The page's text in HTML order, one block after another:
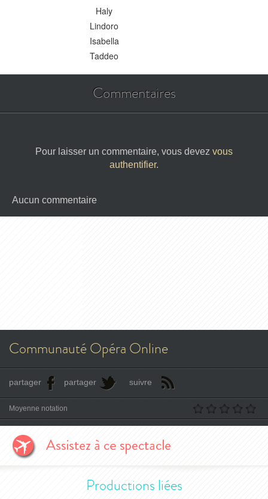
Haly
Lindoro
Isabella
Taddeo
Commentaires
Pour laisser un commentaire, vous devez vous
authentifier.
Aucun commentaire
Communauté Opéra Online
partager partager suivre
Moyenne notation
Productions liées